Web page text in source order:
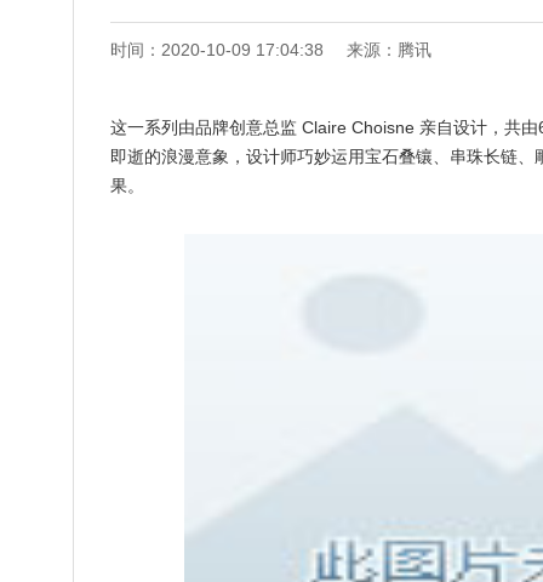
时间：2020-10-09 17:04:38 来源：腾讯
这一系列由品牌创意总监 Claire Choisne 亲自设计，共
即逝的浪漫意象，设计师巧妙运用宝石叠镶、串珠长链
果。